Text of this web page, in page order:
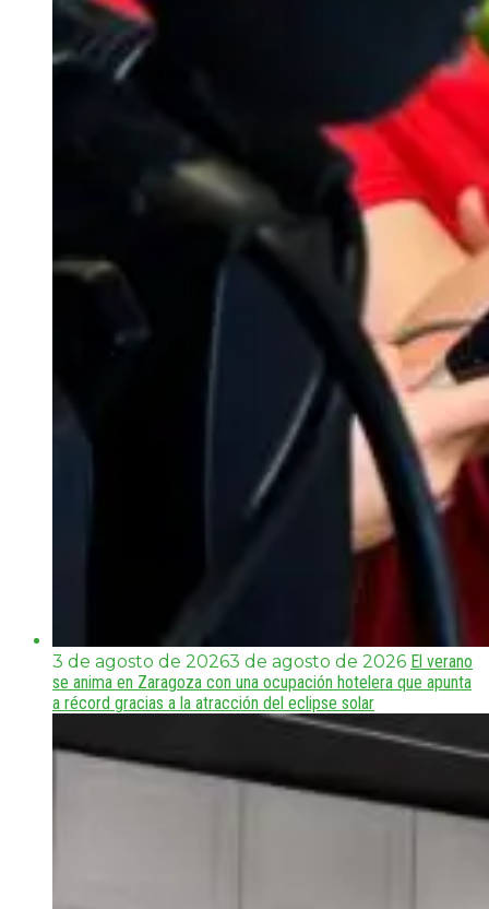
3 de agosto de 20263 de agosto de 2026 El verano
se anima en Zaragoza con una ocupación hotelera que apunta
a récord gracias a la atracción del eclipse solar